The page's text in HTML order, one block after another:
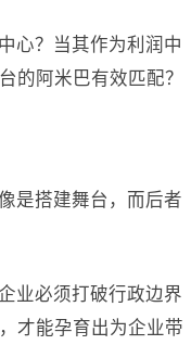
心？当其作为利润中
的阿米巴有效匹配？
是搭建舞台，而后者
业必须打破行政边界
才能孕育出为企业带